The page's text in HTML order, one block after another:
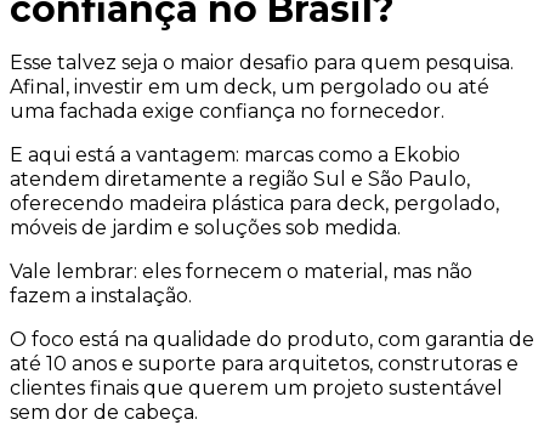
confiança no Brasil?
Esse talvez seja o maior desafio para quem pesquisa.
Afinal, investir em um deck, um pergolado ou até
uma fachada exige confiança no fornecedor.
E aqui está a vantagem: marcas como a Ekobio
atendem diretamente a região Sul e São Paulo,
oferecendo madeira plástica para deck, pergolado,
móveis de jardim e soluções sob medida.
Vale lembrar: eles fornecem o material, mas não
fazem a instalação.
O foco está na qualidade do produto, com garantia de
até 10 anos e suporte para arquitetos, construtoras e
clientes finais que querem um projeto sustentável
sem dor de cabeça.